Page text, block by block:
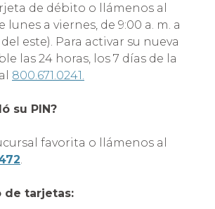
de débito o llámenos al
lunes a viernes, de 9:00 a. m. a
este). Para activar su nueva
las 24 horas, los 7 días de la
800.671.0241.
su PIN?
favorita o llámenos al
.
de tarjetas: